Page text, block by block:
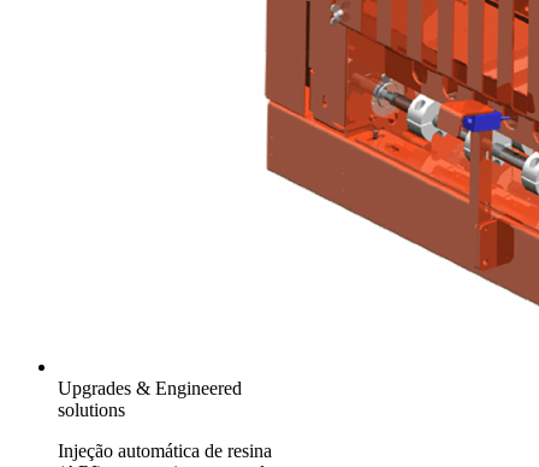
Upgrades & Engineered
solutions
Injeção automática de resina